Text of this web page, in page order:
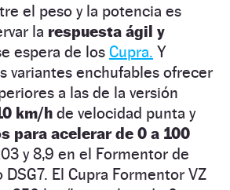
el peso y la potencia es
la respuesta ágil y
espera de los Cupra. Y
variantes enchufables ofrecer
a las de la versión
km/h de velocidad punta y
para acelerar de 0 a 100
y 8,9 en el Formentor de
DSG7. El Cupra Formentor VZ